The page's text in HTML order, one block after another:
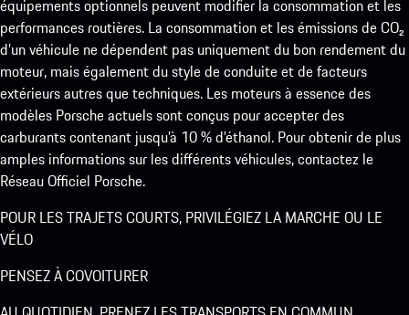
équipements optionnels peuvent modifier la consommation et les
performances routières. La consommation et les émissions de CO₂
d’un véhicule ne dépendent pas uniquement du bon rendement du
moteur, mais également du style de conduite et de facteurs
extérieurs autres que techniques. Les moteurs à essence des
modèles Porsche actuels sont conçus pour accepter des
carburants contenant jusqu’à 10 % d’éthanol. Pour obtenir de plus
amples informations sur les différents véhicules, contactez le
Réseau Officiel Porsche.
POUR LES TRAJETS COURTS, PRIVILÉGIEZ LA MARCHE OU LE
VÉLO
PENSEZ À COVOITURER